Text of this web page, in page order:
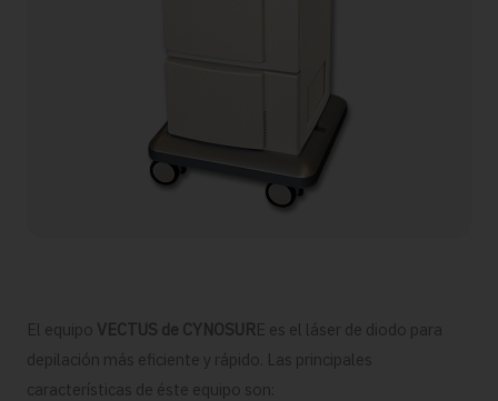
El equipo VECTUS de CYNOSURE es el láser de diodo para
depilación más eficiente y rápido. Las principales
características de éste equipo son: